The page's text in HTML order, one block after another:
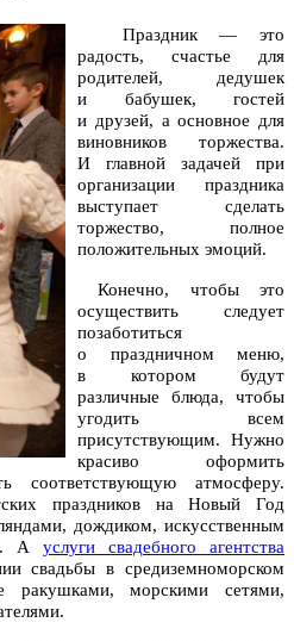
Праздник — это
радость, счастье для
родителей, дедушек
и бабушек, гостей
и друзей, а основное для
виновников торжества.
И главной задачей при
организации праздника
выступает сделать
торжество, полное
положительных эмоций.
Конечно, чтобы это
осуществить следует
позаботиться
о праздничном меню,
в котором будут
различные блюда, чтобы
угодить всем
присутствующим. Нужно
красиво оформить
соответствующую атмосферу.
праздников на Новый Год
дождиком, искусственным
А
услуги свадебного агентства
свадьбы в средиземноморском
ракушками, морскими сетями,